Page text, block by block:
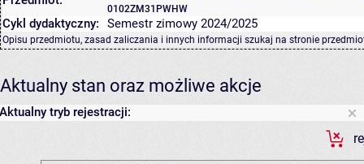
0102ZM31PWHW
Cykl dydaktyczny: Semestr zimowy 2024/2025
Opisu przedmiotu, zasad zaliczania i innych informacji szukaj na stronie
Aktualny stan oraz możliwe akcje
Aktualny tryb rejestracji: